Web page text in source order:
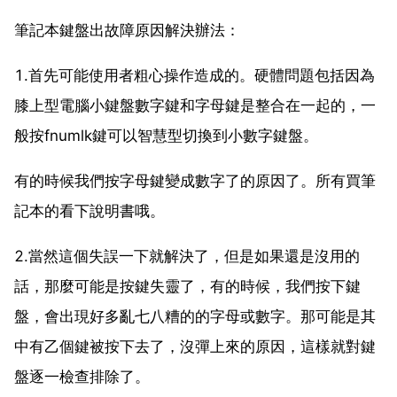
筆記本鍵盤出故障原因解決辦法：
1.首先可能使用者粗心操作造成的。硬體問題包括因為
膝上型電腦小鍵盤數字鍵和字母鍵是整合在一起的，一
般按fnumlk鍵可以智慧型切換到小數字鍵盤。
有的時候我們按字母鍵變成數字了的原因了。所有買筆
記本的看下說明書哦。
2.當然這個失誤一下就解決了，但是如果還是沒用的
話，那麼可能是按鍵失靈了，有的時候，我們按下鍵
盤，會出現好多亂七八糟的的字母或數字。那可能是其
中有乙個鍵被按下去了，沒彈上來的原因，這樣就對鍵
盤逐一檢查排除了。